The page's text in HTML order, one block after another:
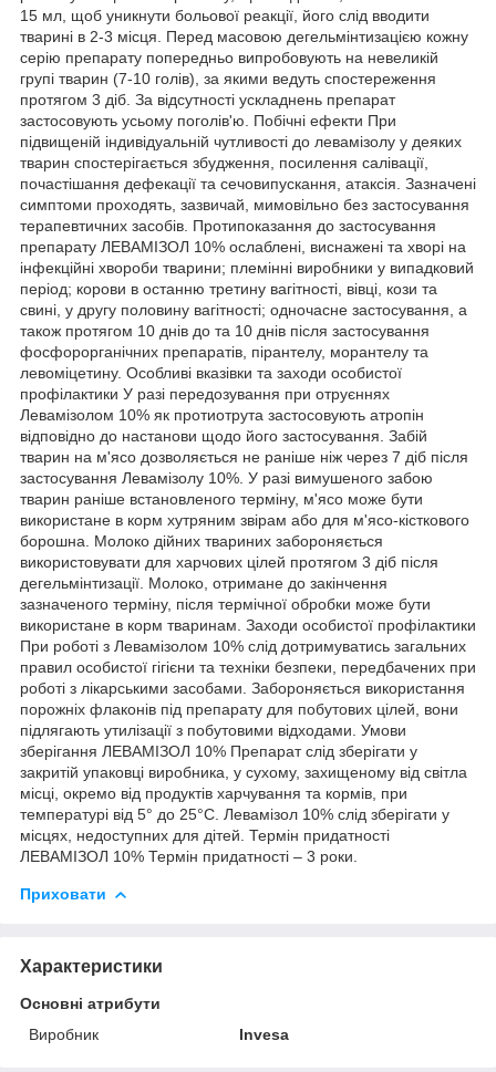
15 мл, щоб уникнути больової реакції, його слід вводити
тварині в 2-3 місця. Перед масовою дегельмінтизацією кожну
серію препарату попередньо випробовують на невеликій
групі тварин (7-10 голів), за якими ведуть спостереження
протягом 3 діб. За відсутності ускладнень препарат
застосовують усьому поголів'ю. Побічні ефекти При
підвищеній індивідуальній чутливості до левамізолу у деяких
тварин спостерігається збудження, посилення салівації,
почастішання дефекації та сечовипускання, атаксія. Зазначені
симптоми проходять, зазвичай, мимовільно без застосування
терапевтичних засобів. Протипоказання до застосування
препарату ЛЕВАМІЗОЛ 10% ослаблені, виснажені та хворі на
інфекційні хвороби тварини; племінні виробники у випадковий
період; корови в останню третину вагітності, вівці, кози та
свині, у другу половину вагітності; одночасне застосування, а
також протягом 10 днів до та 10 днів після застосування
фосфорорганічних препаратів, пірантелу, морантелу та
левоміцетину. Особливі вказівки та заходи особистої
профілактики У разі передозування при отруєннях
Левамізолом 10% як протиотрута застосовують атропін
відповідно до настанови щодо його застосування. Забій
тварин на м'ясо дозволяється не раніше ніж через 7 діб після
застосування Левамізолу 10%. У разі вимушеного забою
тварин раніше встановленого терміну, м'ясо може бути
використане в корм хутряним звірам або для м'ясо-кісткового
борошна. Молоко дійних твариних забороняється
використовувати для харчових цілей протягом 3 діб після
дегельмінтизації. Молоко, отримане до закінчення
зазначеного терміну, після термічної обробки може бути
використане в корм тваринам. Заходи особистої профілактики
При роботі з Левамізолом 10% слід дотримуватись загальних
правил особистої гігієни та техніки безпеки, передбачених при
роботі з лікарськими засобами. Забороняється використання
порожніх флаконів під препарату для побутових цілей, вони
підлягають утилізації з побутовими відходами. Умови
зберігання ЛЕВАМІЗОЛ 10% Препарат слід зберігати у
закритій упаковці виробника, у сухому, захищеному від світла
місці, окремо від продуктів харчування та кормів, при
температурі від 5° до 25°С. Левамізол 10% слід зберігати у
місцях, недоступних для дітей. Термін придатності
ЛЕВАМІЗОЛ 10% Термін придатності – 3 роки.
Приховати
Характеристики
Основні атрибути
Виробник
Invesa